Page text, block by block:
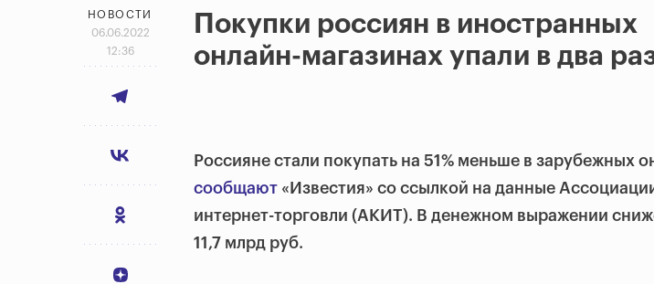
НОВОСТИ
06.06.2022
12:36
Покупки россиян в иностранных
онлайн-магазинах упали в два
Россияне стали покупать на 51% меньше в зарубежных
сообщают «Известия» со ссылкой на данные
интернет-торговли (АКИТ). В денежном выражении
11,7 млрд руб.